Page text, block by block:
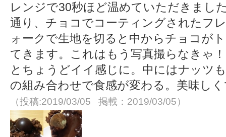
レンジで30秒ほど温めていただきまし
通り、チョコでコーティングされたフ
ォークで生地を切ると中からチョコが
てきます。これはもう写真撮らなきゃ
とちょうどイイ感じに。中にはナッツ
の組み合わせで食感が変わる。美味し
（投稿:2019/03/05 掲載：2019/03/05）